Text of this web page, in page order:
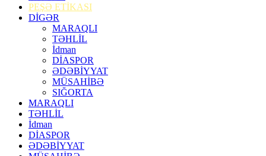
PEŞƏ ETİKASI
DİGƏR
MARAQLI
TƏHLİL
İdman
DİASPOR
ƏDƏBİYYAT
MÜSAHİBƏ
SIĞORTA
MARAQLI
TƏHLİL
İdman
DİASPOR
ƏDƏBİYYAT